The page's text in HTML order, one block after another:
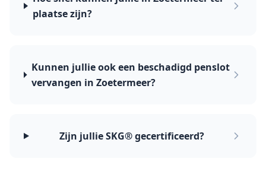
plaatse zijn?
Kunnen jullie ook een beschadigd penslot
vervangen in Zoetermeer?
Zijn jullie SKG® gecertificeerd?